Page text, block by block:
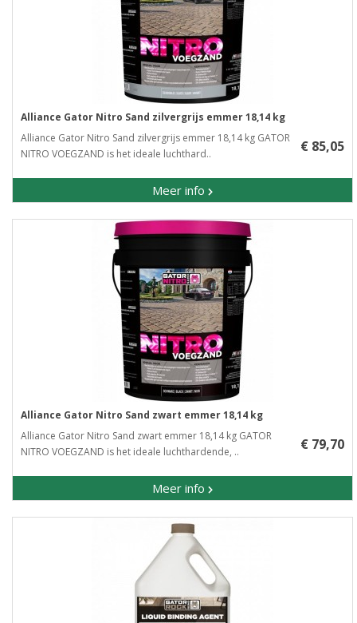
Alliance Gator Nitro Sand zilvergrijs emmer 18,14 kg
Alliance Gator Nitro Sand zilvergrijs emmer 18,14 kg GATOR
NITRO VOEGZAND is het ideale luchthard..
Meer info
€ 85,05
Alliance Gator Nitro Sand zwart emmer 18,14 kg
Alliance Gator Nitro Sand zwart emmer 18,14 kg GATOR
NITRO VOEGZAND is het ideale luchthardende, ..
Meer info
€ 79,70